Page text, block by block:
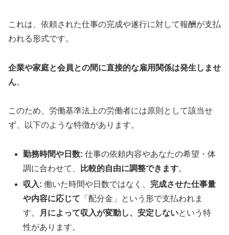
これは、依頼された仕事の完成や遂行に対して報酬が支払
われる形式です。
企業や家庭と会員との間に直接的な雇用関係は発生しませ
ん。
このため、労働基準法上の労働者には原則として該当せ
ず、以下のような特徴があります。
勤務時間や日数: 仕事の依頼内容やあなたの希望・体
調に合わせて、
比較的自由に調整できます。
収入: 働いた時間や日数ではなく、 完成させた仕事量
や内容に応じて 「配分金」という形で支払われま
す。
月によって収入が変動し、安定しないという特
性があります。